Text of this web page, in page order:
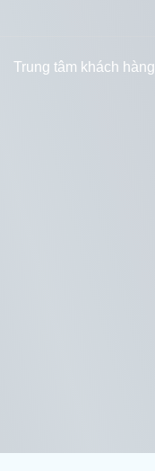
Trung tâm khách hàng